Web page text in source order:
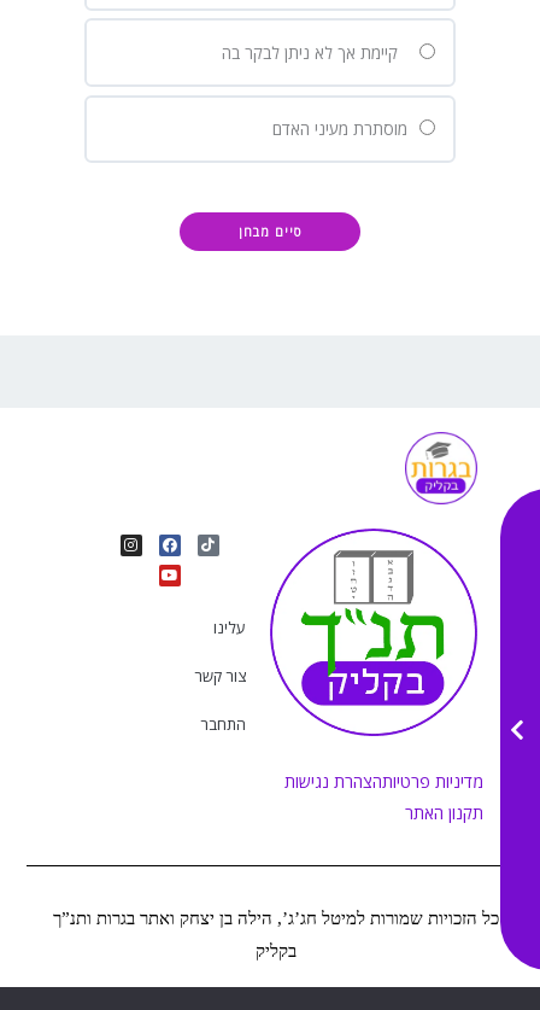
קיימת אך לא ניתן לבקר בה
מוסתרת מעיני האדם
מדיניות פרטיותהצהרת נגישות
תקנון האתר
T
i
F
a
c
e
I
n
Y
o
u
t
עלינו
צור קשר
התחבר
כל הזכויות שמורות למיטל חג’ג’, הילה בן יצחק ואתר בגרות ותנ”ך
בקליק